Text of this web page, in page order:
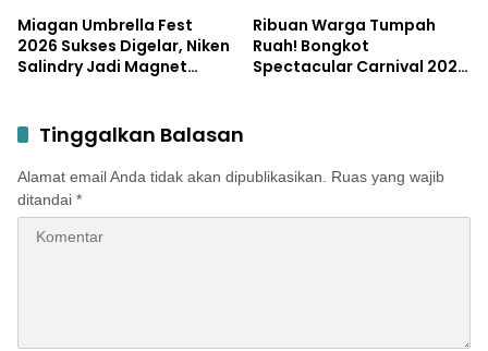
dengan Potensi Desa
dengan Potensi Desa
Miagan Umbrella Fest
2026 Sukses Digelar, Niken
Salindry Jadi Magnet
Ribuan Warga Tumpah
Ruah! Bongkot
Spectacular Carnival 2026
Tinggalkan Balasan
Alamat email Anda tidak akan dipublikasikan.
Ruas yang wajib
ditandai *